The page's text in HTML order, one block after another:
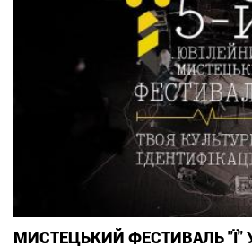
МИСТЕЦЬКИЙ ФЕСТИВАЛЬ "Ї"